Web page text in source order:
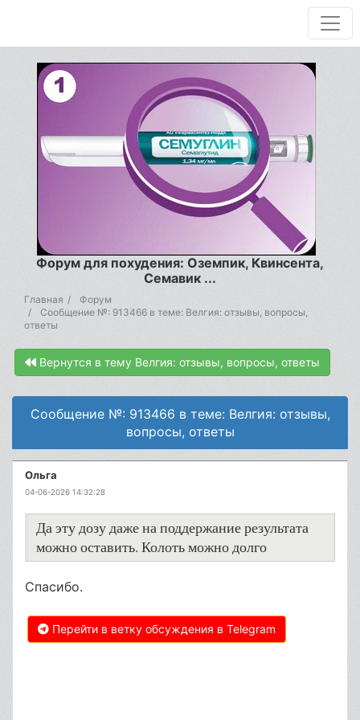
Форум для похудения: Оземпик, Квинсента,
Семавик ...
Главная
Форум
Сообщение №: 913466 в теме: Велгия: отзывы, вопросы,
ответы
Вернутся в тему Велгия: отзывы, вопросы, ответы
Сообщение №: 913466 в теме: Велгия: отзывы,
вопросы, ответы
Ольга
04-06-2026 14:32:28
Да эту дозу даже на поддержание результата
можно оставить. Колоть можно долго
Спасибо.
Перейти в ветку обсуждения в Telegram